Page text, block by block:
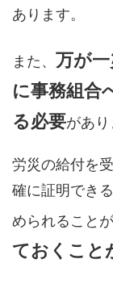
あります。
また、 万が
に事務組合
る必要があり
労災の給付を
確に証明でき
められること
ておくこと